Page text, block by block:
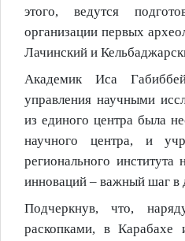
этого, ведутся
организации первых
Лачинский и
Академик Иса
управления научными
из единого центра была
научного центра, и
регионального
инноваций – важный шаг в
Подчеркнув, что, н
раскопками, в Карабахе